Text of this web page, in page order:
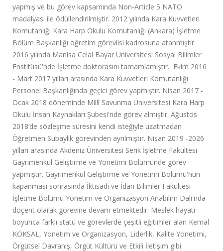
yapmış ve bu görev kapsamında Non-Article 5 NATO
madalyası ile ödüllendirilmiştir. 2012 yılında Kara Kuvvetleri
Komutanlığı Kara Harp Okulu Komutanlığı (Ankara) İşletme
Bölüm Başkanlığı öğretim görevlisi kadrosuna atanmıştır.
2016 yılında Manisa Celal Bayar Üniversitesi Sosyal Bilimler
Enstitüsü'nde İşletme doktorasını tamamlamıştır. Ekim 2016
- Mart 2017 yılları arasında Kara Kuvvetleri Komutanlığı
Personel Başkanlığında geçici görev yapmıştır. Nisan 2017 -
Ocak 2018 döneminde Millî Savunma Üniversitesi Kara Harp
Okulu İnsan Kaynakları Şubesi'nde görev almıştır. Ağustos
2018’de sözleşme süresini kendi isteğiyle uzatmadan
Öğretmen Subaylık görevinden ayrılmıştır. Nisan 2019 -2026
yılları arasında Akdeniz Üniversitesi Serik İşletme Fakültesi
Gayrimenkul Geliştirme ve Yönetimi Bölümünde görev
yapmıştır. Gayrimenkul Geliştirme ve Yönetimi Bölümü'nün
kapanması sonrasında İktisadi ve İdari Bilimler Fakültesi
İşletme Bölümü Yönetim ve Organizasyon Anabilim Dalı'nda
doçent olarak görevine devam etmektedir. Meslek hayatı
boyunca farklı statü ve görevlerde çeşitli eğitimler alan Kemal
KÖKSAL, Yönetim ve Organizasyon, Liderlik, Kalite Yönetimi,
Örgütsel Davranış, Örgüt Kültürü ve Etkili İletişim gibi